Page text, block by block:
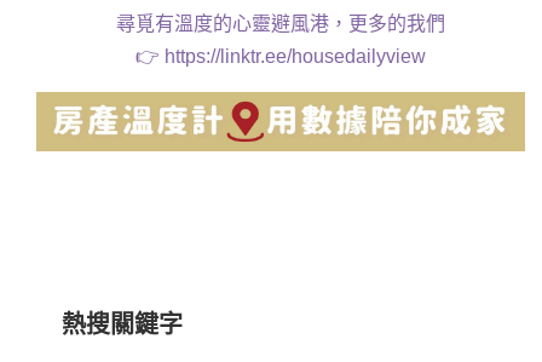
尋覓有溫度的心靈避風港，更多的我們
👉 https://linktr.ee/housedailyview
熱搜關鍵字